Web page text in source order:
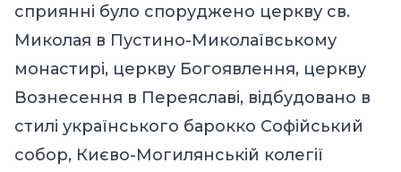
сприянні було споруджено церкву св.
Миколая в Пустино-Миколаївському
монастирі, церкву Богоявлення, церкву
Вознесення в Переяславі, відбудовано в
стилі українського барокко Софійський
собор, Києво-Могилянській колегії